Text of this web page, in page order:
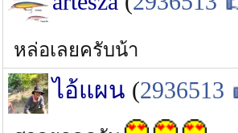
หล่อเลยครับน้า
ไอ้แผน (2936513